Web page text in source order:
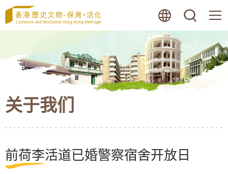
至
内
容
始
关于我们
前荷李活道已婚警察宿舍开放日